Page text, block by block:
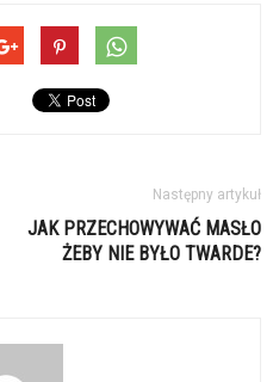
Następny artykuł
JAK PRZECHOWYWAĆ MASŁO
ŻEBY NIE BYŁO TWARDE?